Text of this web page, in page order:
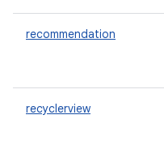
recommendation
recyclerview